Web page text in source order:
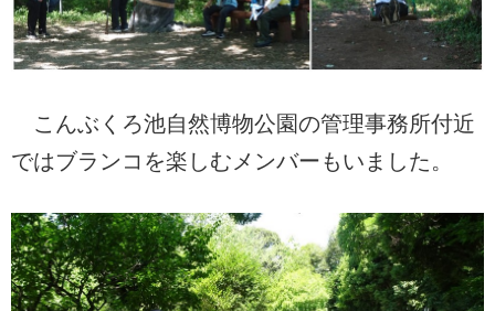
こんぶくろ池自然博物公園の管理事務所付近
ではブランコを楽しむメンバーもいました。